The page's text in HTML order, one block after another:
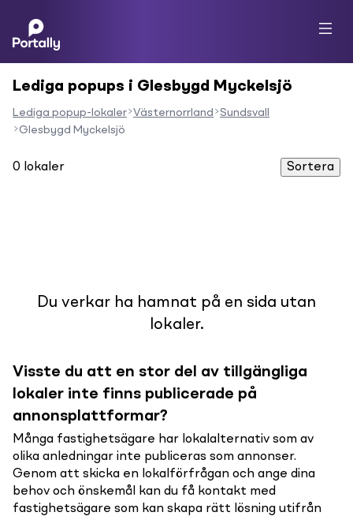
Lediga popups i Glesbygd Myckelsjö
Lediga popup-lokaler Västernorrland
Sundsvall
Glesbygd Myckelsjö
0 lokaler Sortera
Du verkar ha hamnat på en sida utan
lokaler.
Visste du att en stor del av tillgängliga
lokaler inte finns publicerade på
annonsplattformar?
Många fastighetsägare har lokalalternativ som av
olika anledningar inte publiceras som annonser.
Genom att skicka en lokalförfrågan och ange dina
behov och önskemål kan du få kontakt med
fastighetsägare som kan skapa rätt lösning utifrån